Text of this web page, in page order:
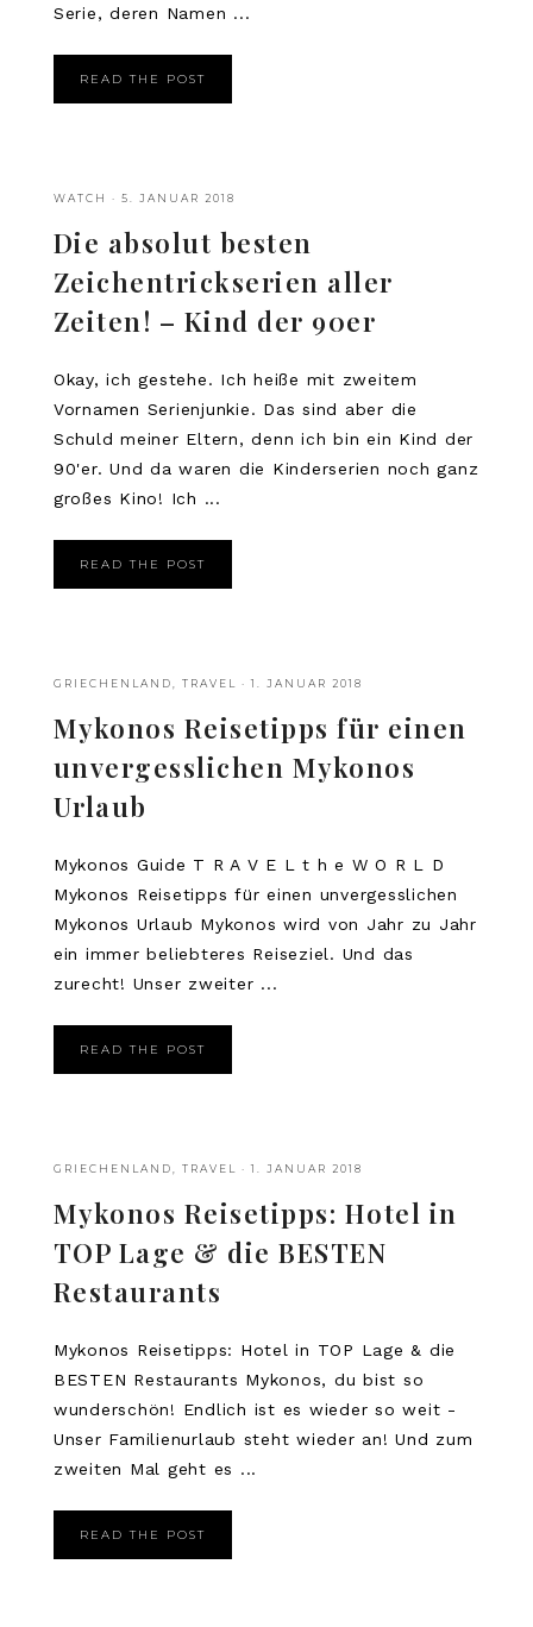
Serie, deren Namen ...
READ THE POST
WATCH · 5. JANUAR 2018
Die absolut besten
Zeichentrickserien aller
Zeiten! – Kind der 90er
Okay, ich gestehe. Ich heiße mit zweitem
Vornamen Serienjunkie. Das sind aber die
Schuld meiner Eltern, denn ich bin ein Kind der
90'er. Und da waren die Kinderserien noch ganz
großes Kino! Ich ...
READ THE POST
GRIECHENLAND TRAVEL ·1. JANUAR 2018
Mykonos Reisetipps für einen
unvergesslichen Mykonos
Urlaub
Mykonos Guide T R A V E L t h e W O R L D
Mykonos Reisetipps für einen unvergesslichen
Mykonos Urlaub Mykonos wird von Jahr zu Jahr
ein immer beliebteres Reiseziel. Und das
zurecht! Unser zweiter ...
READ THE POST
GRIECHENLAND TRAVEL ·1. JANUAR 2018
Mykonos Reisetipps: Hotel in
TOP Lage & die BESTEN
Restaurants
Mykonos Reisetipps: Hotel in TOP Lage & die
BESTEN Restaurants Mykonos, du bist so
wunderschön! Endlich ist es wieder so weit -
Unser Familienurlaub steht wieder an! Und zum
zweiten Mal geht es ...
READ THE POST